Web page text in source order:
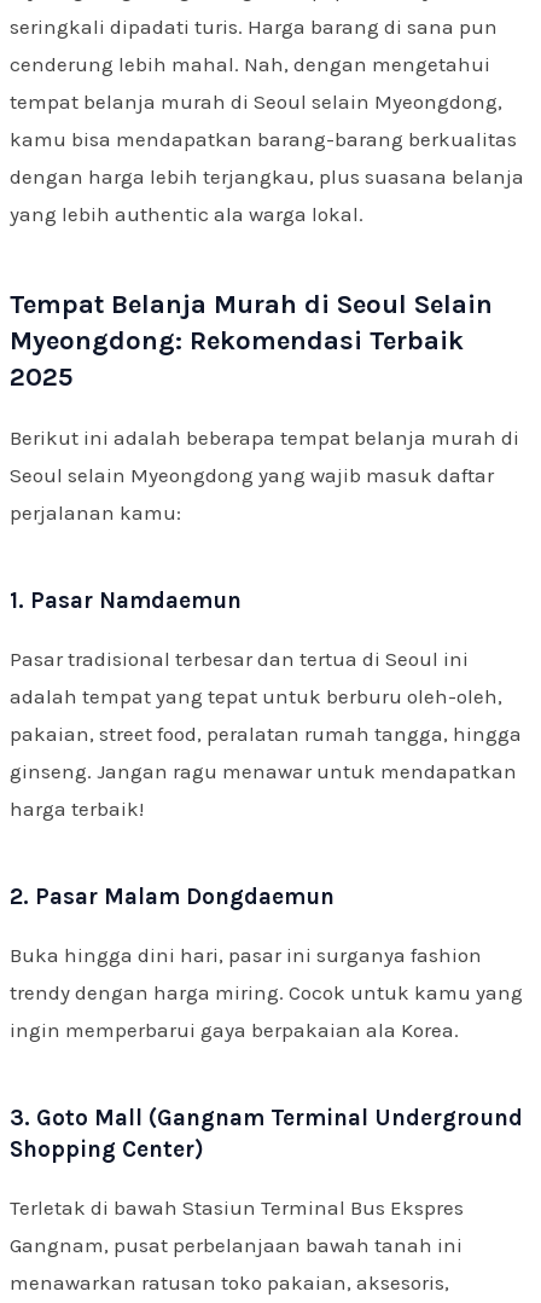
seringkali dipadati turis. Harga barang di sana pun
cenderung lebih mahal. Nah, dengan mengetahui
tempat belanja murah di Seoul selain Myeongdong,
kamu bisa mendapatkan barang-barang berkualitas
dengan harga lebih terjangkau, plus suasana belanja
yang lebih authentic ala warga lokal.
Tempat Belanja Murah di Seoul Selain
Myeongdong: Rekomendasi Terbaik
2025
Berikut ini adalah beberapa tempat belanja murah di
Seoul selain Myeongdong yang wajib masuk daftar
perjalanan kamu:
1. Pasar Namdaemun
Pasar tradisional terbesar dan tertua di Seoul ini
adalah tempat yang tepat untuk berburu oleh-oleh,
pakaian, street food, peralatan rumah tangga, hingga
ginseng. Jangan ragu menawar untuk mendapatkan
harga terbaik!
2. Pasar Malam Dongdaemun
Buka hingga dini hari, pasar ini surganya fashion
trendy dengan harga miring. Cocok untuk kamu yang
ingin memperbarui gaya berpakaian ala Korea.
3. Goto Mall (Gangnam Terminal Underground
Shopping Center)
Terletak di bawah Stasiun Terminal Bus Ekspres
Gangnam, pusat perbelanjaan bawah tanah ini
menawarkan ratusan toko pakaian, aksesoris,